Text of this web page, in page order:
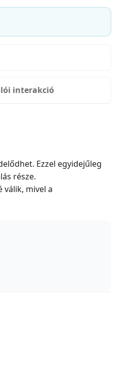
interakció
Ezzel egyidejűleg
része.
válik, mivel a